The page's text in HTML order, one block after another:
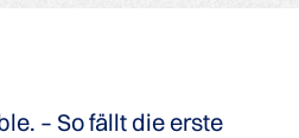
– So fällt die erste